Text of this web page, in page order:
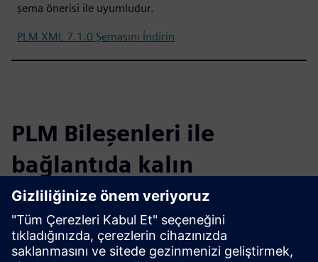
şema önerisi ile uyumludur.
PLM XML 7.1.0 Şemasını İndirin
PLM Bileşenleri ile
bağlantıda kalın
Blogu okuyun